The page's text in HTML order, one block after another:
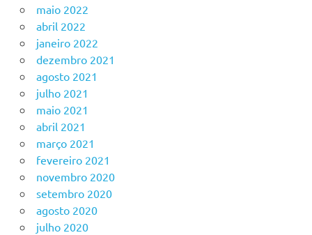
maio 2022
abril 2022
janeiro 2022
dezembro 2021
agosto 2021
julho 2021
maio 2021
abril 2021
março 2021
fevereiro 2021
novembro 2020
setembro 2020
agosto 2020
julho 2020